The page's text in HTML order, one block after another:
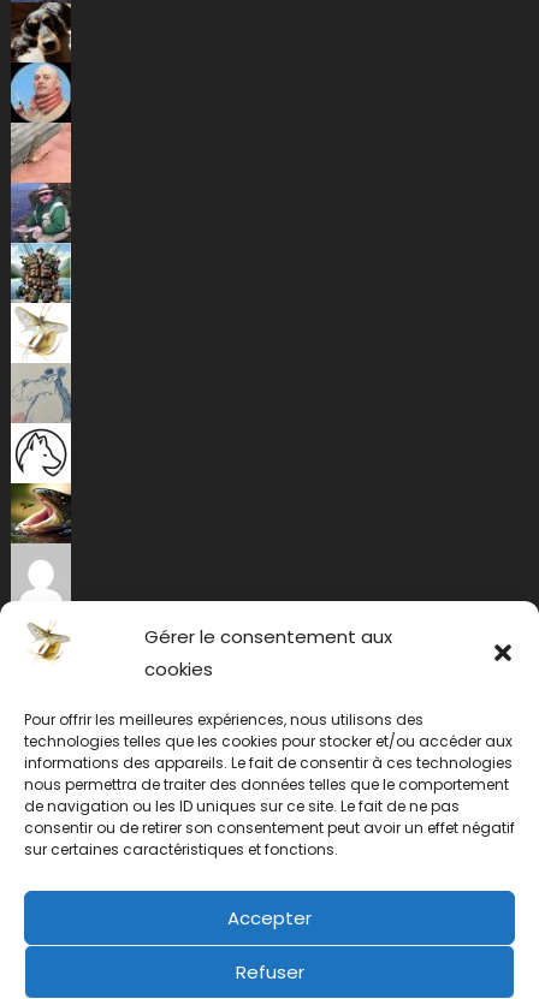
Gérer le consentement aux
cookies
Pour offrir les meilleures expériences, nous utilisons des
technologies telles que les cookies pour stocker et/ou accéder aux
informations des appareils. Le fait de consentir à ces technologies
nous permettra de traiter des données telles que le comportement
de navigation ou les ID uniques sur ce site. Le fait de ne pas
consentir ou de retirer son consentement peut avoir un effet négatif
sur certaines caractéristiques et fonctions.
Accepter
Refuser